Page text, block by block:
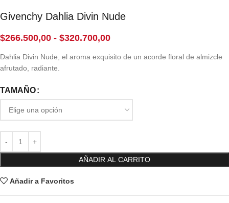
Givenchy Dahlia Divin Nude
$266.500,00 - $320.700,00
Dahlia Divin Nude, el aroma exquisito de un acorde floral de almizcle
afrutado, radiante.
TAMAÑO
AÑADIR AL CARRITO
Añadir a Favoritos